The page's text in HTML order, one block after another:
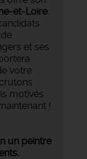
et-Loire.
et ses
votre
motivés
!
un peintre